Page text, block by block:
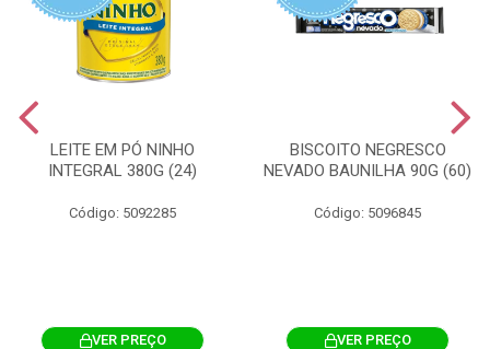
LEITE EM PÓ NINHO
INTEGRAL 380G (24)
Código: 5092285
VER PREÇO
BISCOITO NEGRESCO
NEVADO BAUNILHA 90G (60)
Código: 5096845
VER PREÇO